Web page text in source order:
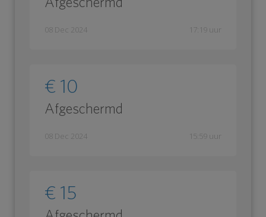
08 Dec 2024 17:19 uur
€ 10
Afgeschermd
08 Dec 2024 15:59 uur
€ 15